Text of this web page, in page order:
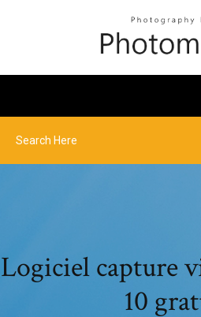
Logiciel capture
10